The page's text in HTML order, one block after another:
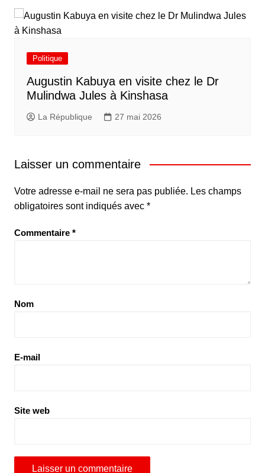
Politique
Augustin Kabuya en visite chez le Dr
Mulindwa Jules à Kinshasa
La République 27 mai 2026
Laisser un commentaire
Votre adresse e-mail ne sera pas publiée. Les champs
obligatoires sont indiqués avec *
Commentaire *
Nom
E-mail
Site web